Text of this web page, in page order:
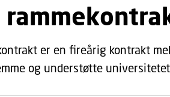
er en fireårig kontrakt
og understøtte